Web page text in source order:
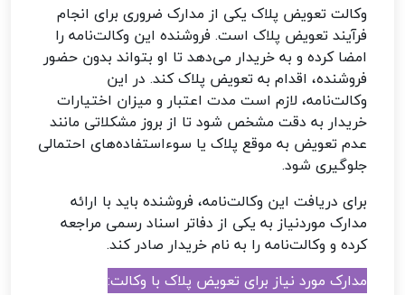
وکالت تعویض پلاک یکی از مدارک ضروری برای انجام
فرآیند تعویض پلاک است. فروشنده این وکالت‌نامه را
امضا کرده و به خریدار می‌دهد تا او بتواند بدون حضور
فروشنده، اقدام به تعویض پلاک کند. در این
وکالت‌نامه، لازم است مدت اعتبار و میزان اختیارات
خریدار به دقت مشخص شود تا از بروز مشکلاتی مانند
عدم تعویض به موقع پلاک یا سوءاستفاده‌های احتمالی
جلوگیری شود.
برای دریافت این وکالت‌نامه، فروشنده باید با ارائه
مدارک موردنیاز به یکی از دفاتر اسناد رسمی مراجعه
کرده و وکالت‌نامه را به نام خریدار صادر کند.
مدارک مورد نیاز برای تعویض پلاک با وکالت: